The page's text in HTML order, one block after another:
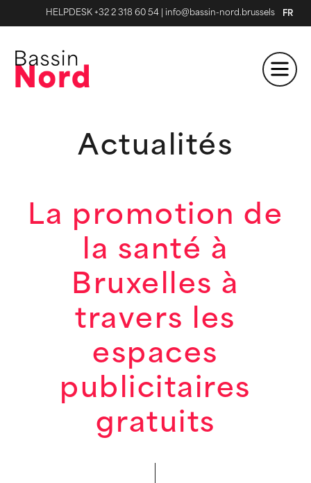
HELPDESK +32 2 318 60 54 info@bassin-nord.brussels FR
Actualités
La promotion de
la santé à
Bruxelles à
travers les
espaces
publicitaires
gratuits